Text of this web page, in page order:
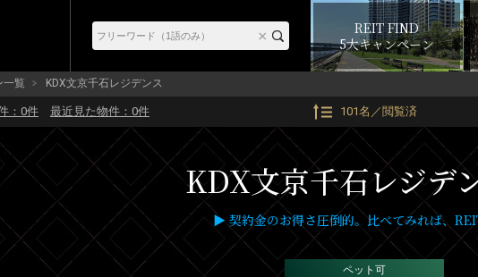
REIT FIND
5大キャンペーン
一覧 KDX文京千石レジデンス
： 0件 最近見た物件： 0件 101名／閲覧済
KDX文京千石レジデ
▶ 契約金のお得さ圧倒的。比べてみれば、
ペット可